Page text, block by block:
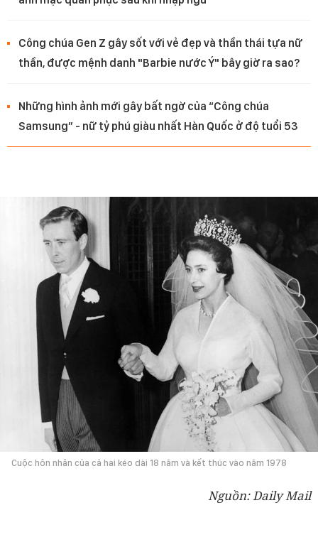
Công chúa Gen Z gây sốt với vẻ đẹp và thần thái tựa nữ
thần, được mệnh danh "Barbie nước Ý" bây giờ ra sao?
Những hình ảnh mới gây bất ngờ của “Công chúa
Samsung” - nữ tỷ phú giàu nhất Hàn Quốc ở độ tuổi 53
Cuộc hôn nhân của cả hai kéo dài 18 năm và kết thúc vào năm 1978
Nguồn: Daily Mail